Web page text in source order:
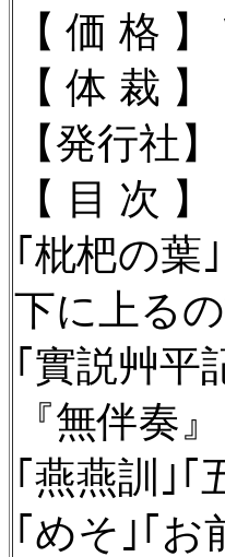
【 価 格
【 体 裁
【発行社】
【 目 次 】
｢枇杷の葉
下に上る
｢實説艸平
『無伴奏
｢燕燕訓｣｢
｢めそ｣｢お